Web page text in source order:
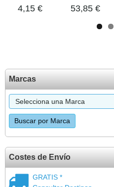
Marcas
Costes de Envío
GRATIS *
4,15 € 53,85 €